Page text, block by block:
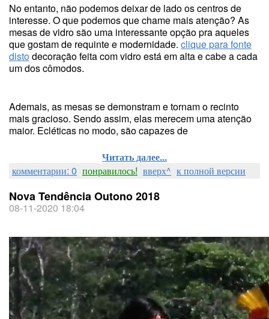
No entanto, não podemos deixar de lado os centros de
interesse. O que podemos que chame mais atenção? As
mesas de vidro são uma interessante opção pra aqueles
que gostam de requinte e modernidade. clique para fonte
distodecoração feita com vidro está em alta e cabe a cada
um dos cômodos.
Ademais, as mesas se demonstram e tornam o recinto
mais gracioso. Sendo assim, elas merecem uma atenção
maior. Ecléticas no modo, são capazes de
Читать далее...
комментарии: 0 понравилось! вверх^ к полной версии
Nova Tendência Outono 2018
08-11-2020 18:04